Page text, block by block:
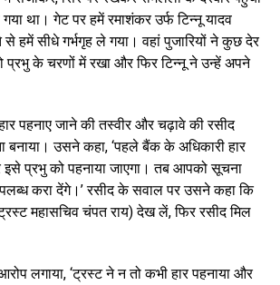
था। गेट पर हमें रमाशंकर उर्फ टिन्नू यादव
से हमें सीधे गर्भगृह ले गया। वहां पुजारियों ने कुछ देर
के चरणों में रखा और फिर टिन्नू ने उन्हें अपने
पहनाए जाने की तस्वीर और चढ़ावे की रसीद
बनाया। उसने कहा, ‘पहले बैंक के अधिकारी हार
इसे प्रभु को पहनाया जाएगा। तब आपको सूचना
करा देंगे।’ रसीद के सवाल पर उसने कहा कि
महासचिव चंपत राय) देख लें, फिर रसीद मिल
लगाया, ‘ट्रस्ट ने न तो कभी हार पहनाया और